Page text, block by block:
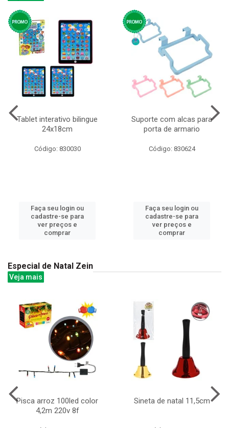
Tablet interativo bilingue
24x18cm
Código: 830030
Faça seu login ou
cadastre-se para
ver preços e
comprar
Suporte com alcas para
porta de armario
Código: 830624
Faça seu login ou
cadastre-se para
ver preços e
comprar
Especial de Natal Zein
Veja mais
Pisca arroz 100led color
4,2m 220v 8f
Sineta de natal 11,5cm